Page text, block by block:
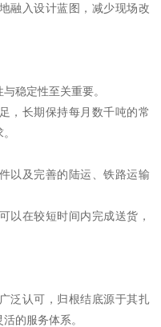
融入设计蓝图，减少现场改
稳定性至关重要。
，长期保持每月数千吨的常
以及完善的陆运、铁路运输
以在较短时间内完成送货，
泛认可，归根结底源于其扎
的服务体系。